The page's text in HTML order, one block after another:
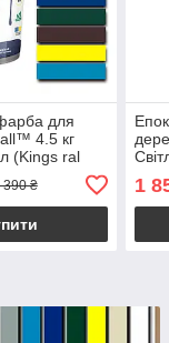
для
4.5 кг
(Kings ral
390 ₴ 1